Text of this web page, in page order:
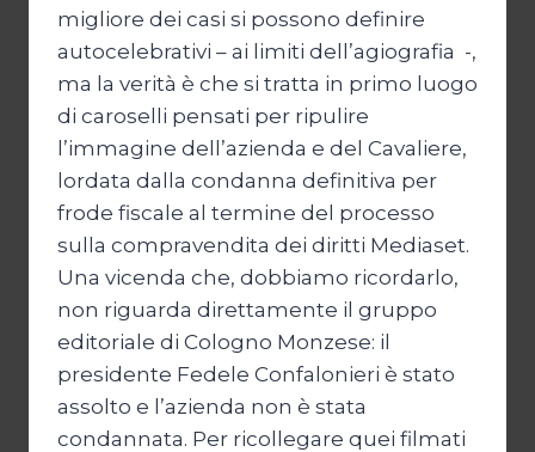
migliore dei casi si possono definire
autocelebrativi – ai limiti dell’agiografia -,
ma la verità è che si tratta in primo luogo
di caroselli pensati per ripulire
l’immagine dell’azienda e del Cavaliere,
lordata dalla condanna definitiva per
frode fiscale al termine del processo
sulla compravendita dei diritti Mediaset.
Una vicenda che, dobbiamo ricordarlo,
non riguarda direttamente il gruppo
editoriale di Cologno Monzese: il
presidente Fedele Confalonieri è stato
assolto e l’azienda non è stata
condannata. Per ricollegare quei filmati